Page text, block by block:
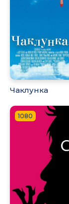
Чаклунка
1080